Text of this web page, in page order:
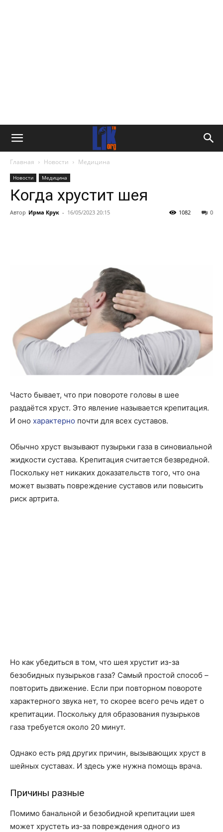
Главная Новости Медицина
Новости Медицина
Когда хрустит шея
Автор Ирма Крук - 16/05/2023 20:15 0
1082
Часто бывает, что при повороте головы в шее
раздаётся хруст. Это явление называется крепитация.
И оно характерно почти для всех суставов.
Обычно хруст вызывают пузырьки газа в синовиальной
жидкости сустава. Крепитация считается безвредной.
Поскольку нет никаких доказательств того, что она
может вызвать повреждение суставов или повысить
риск артрита.
Но как убедиться в том, что шея хрустит из-за
безобидных пузырьков газа? Самый простой способ –
повторить движение. Если при повторном повороте
характерного звука нет, то скорее всего речь идет о
крепитации. Поскольку для образования пузырьков
газа требуется около 20 минут.
Однако есть ряд других причин, вызывающих хруст в
шейных суставах. И здесь уже нужна помощь врача.
Причины разные
Помимо банальной и безобидной крепитации шея
может хрустеть из-за повреждения одного из